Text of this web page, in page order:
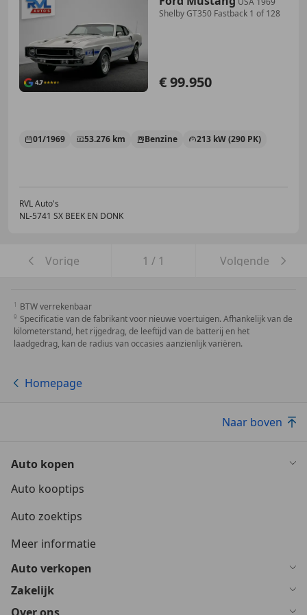
Shelby GT350 Fastback 1 of 128
€ 99.950
01/1969 53.276 km Benzine 213 kW (290 PK)
RVL Auto's
NL-5741 SX BEEK EN DONK
Vorige 1 / 1 Volgende
BTW verrekenbaar
Specificatie van de fabrikant voor nieuwe voertuigen. Afhankelijk van de
kilometerstand, het rijgedrag, de leeftijd van de batterij en het
laadgedrag, kan de radius van occasies aanzienlijk variëren.
Homepage
Naar boven
Auto kopen
Auto kooptips
Auto zoektips
Meer informatie
Auto verkopen
Zakelijk